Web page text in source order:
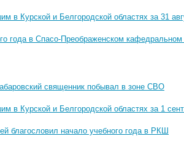
в Курской и Белгородской областях за 31
года в Спасо-Преображенском кафедральном
священник побывал в зоне СВО
в Курской и Белгородской областях за 1
благословил начало учебного года в РКШ